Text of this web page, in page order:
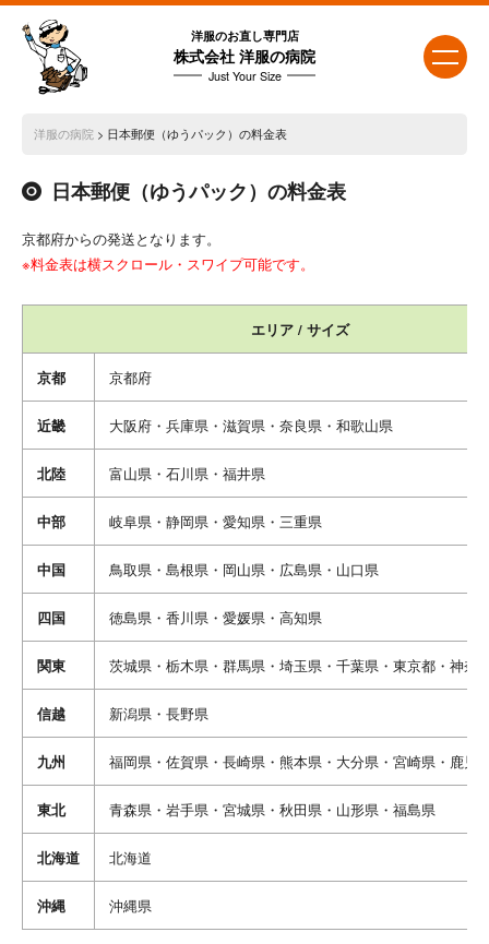
洋服のお直し専門店
株式会社 洋服の病院
Just Your Size
洋服の病院 > 日本郵便（ゆうパック）の料金表
日本郵便（ゆうパック）の料金表
京都府からの発送となります。
※料金表は横スクロール・スワイプ可能です。
エリア / サイズ
京都 京都府
近畿 大阪府・兵庫県・滋賀県・奈良県・和歌山県
北陸 富山県・石川県・福井県
中部 岐阜県・静岡県・愛知県・三重県
中国 鳥取県・島根県・岡山県・広島県・山口県
四国 徳島県・香川県・愛媛県・高知県
関東 茨城県・栃木県・群馬県・埼玉県・千葉県・東京都・神奈
信越 新潟県・長野県
九州 福岡県・佐賀県・長崎県・熊本県・大分県・宮崎県・鹿児
東北 青森県・岩手県・宮城県・秋田県・山形県・福島県
北海道 北海道
沖縄 沖縄県